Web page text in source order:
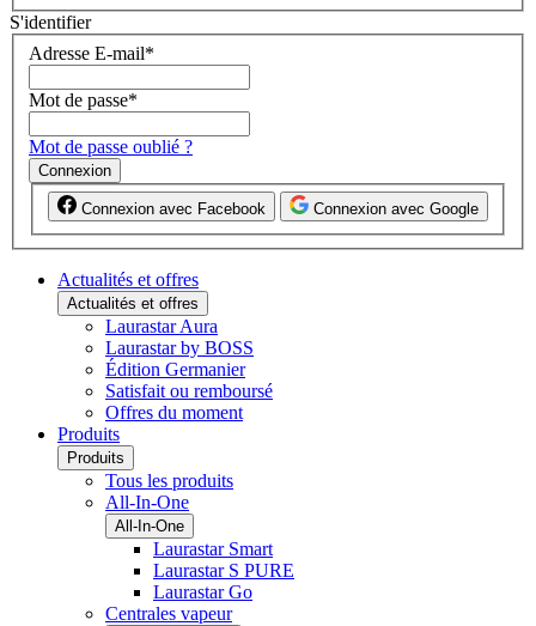
S'identifier
Adresse E-mail*
Mot de passe*
Mot de passe oublié ?
Connexion
Connexion avec Facebook Connexion avec Google
Actualités et offres
Actualités et offres
Laurastar Aura
Laurastar by BOSS
Édition Germanier
Satisfait ou remboursé
Offres du moment
Produits
Produits
Tous les produits
All-In-One
All-In-One
Laurastar Smart
Laurastar S PURE
Laurastar Go
Centrales vapeur